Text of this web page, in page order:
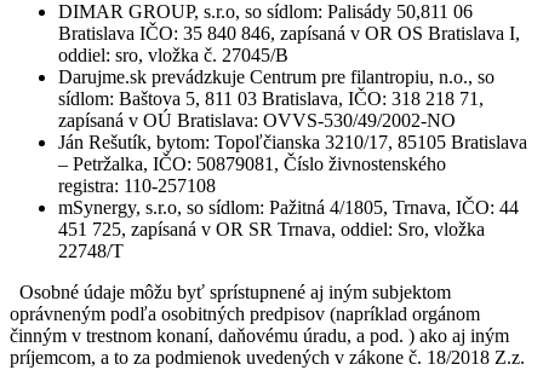
DIMAR GROUP, s.r.o, so sídlom: Palisády 50,811 06
Bratislava IČO: 35 840 846, zapísaná v OR OS Bratislava I,
oddiel: sro, vložka č. 27045/B
Darujme.sk prevádzkuje Centrum pre filantropiu, n.o., so
sídlom: Baštova 5, 811 03 Bratislava, IČO: 318 218 71,
zapísaná v OÚ Bratislava: OVVS-530/49/2002-NO
Ján Rešutík, bytom: Topoľčianska 3210/17, 85105 Bratislava
– Petržalka, IČO: 50879081, Číslo živnostenského
registra: 110-257108
mSynergy, s.r.o, so sídlom: Pažitná 4/1805, Trnava, IČO: 44
451 725, zapísaná v OR SR Trnava, oddiel: Sro, vložka
22748/T
Osobné údaje môžu byť sprístupnené aj iným subjektom
oprávneným podľa osobitných predpisov (napríklad orgánom
činným v trestnom konaní, daňovému úradu, a pod. ) ako aj iným
príjemcom, a to za podmienok uvedených v zákone č. 18/2018 Z.z.